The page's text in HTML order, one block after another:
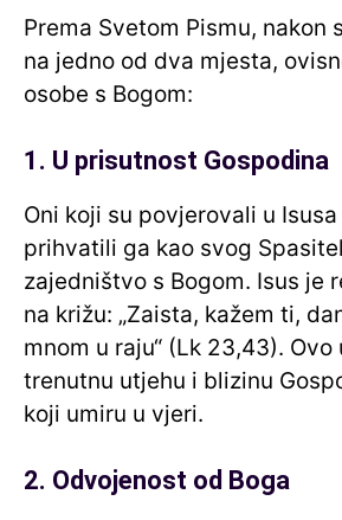
Prema Svetom Pismu, nakon
na jedno od dva mjesta,
osobe s Bogom:
1. U prisutnost Gospodina
Oni koji su povjerovali u
prihvatili ga kao svog
zajedništvo s Bogom. Isus je
na križu: „Zaista, kažem ti,
mnom u raju“ (Lk 23,43). Ovo
trenutnu utjehu i blizinu
koji umiru u vjeri.
2. Odvojenost od Boga